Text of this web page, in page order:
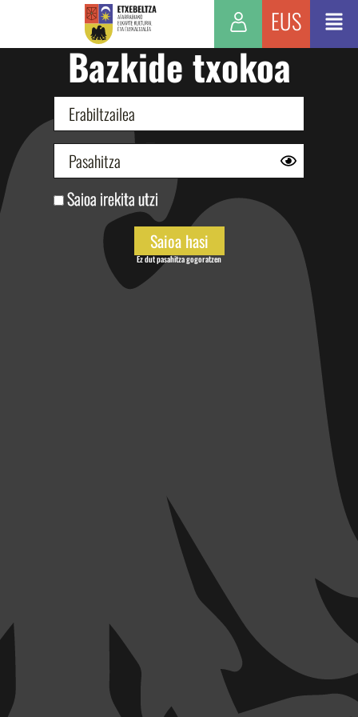
EUS
Bazkide txokoa
Saioa irekita utzi
Ez dut pasahitza gogoratzen